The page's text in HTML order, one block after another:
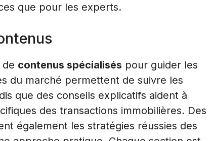
que pour les experts.
contenus spécialisés pour guider les
du marché permettent de suivre les
que des conseils explicatifs aident à
des transactions immobilières. Des
également les stratégies réussies des